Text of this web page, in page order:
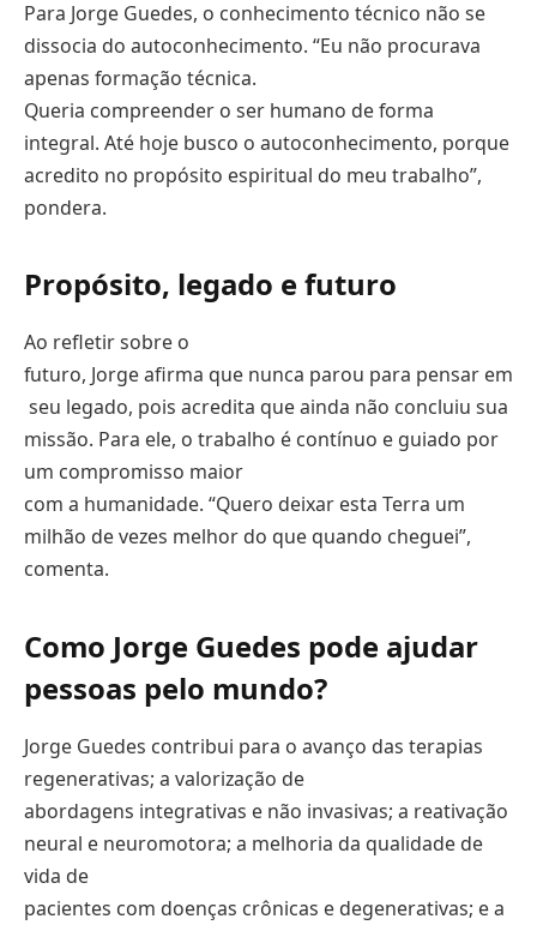
Para Jorge Guedes, o conhecimento técnico não se
dissocia do autoconhecimento. “Eu não procurava
apenas formação técnica.
Queria compreender o ser humano de forma
integral. Até hoje busco o autoconhecimento, porque
acredito no propósito espiritual do meu trabalho”,
pondera.
Propósito, legado e futuro
Ao refletir sobre o
futuro, Jorge afirma que nunca parou para pensar em
seu legado, pois acredita que ainda não concluiu sua
missão. Para ele, o trabalho é contínuo e guiado por
um compromisso maior
com a humanidade. “Quero deixar esta Terra um
milhão de vezes melhor do que quando cheguei”,
comenta.
Como Jorge Guedes pode ajudar
pessoas pelo mundo?
Jorge Guedes contribui para o avanço das terapias
regenerativas; a valorização de
abordagens integrativas e não invasivas; a reativação
neural e neuromotora; a melhoria da qualidade de
vida de
pacientes com doenças crônicas e degenerativas; e a